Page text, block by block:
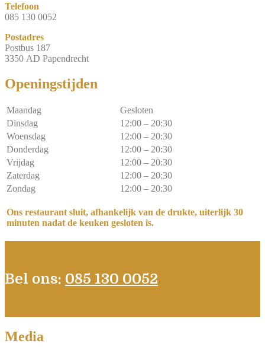
Telefoon
085 130 0052
Postadres
Postbus 187
3350 AD Papendrecht
Openingstijden​
Maandag
Gesloten
Dinsdag
12:00 – 20:30
Woensdag
12:00 – 20:30
Donderdag
12:00 – 20:30
Vrijdag
12:00 – 20:30
Zaterdag
12:00 – 20:30
Zondag
12:00 – 20:30
Ons restaurant sluit, afhankelijk van de drukte, uiterlijk 30
minuten nadat de keuken gesloten is.
Bel ons: 085 130 0052
Media